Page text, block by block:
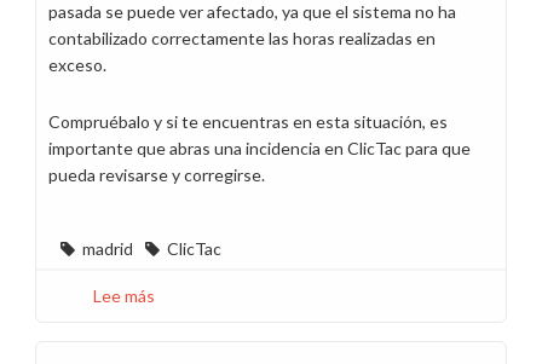
pasada se puede ver afectado, ya que el sistema no ha
contabilizado correctamente las horas realizadas en
exceso.
Compruébalo y si te encuentras en esta situación, es
importante que abras una incidencia en ClicTac para que
pueda revisarse y corregirse.
madrid ClicTac
Lee más